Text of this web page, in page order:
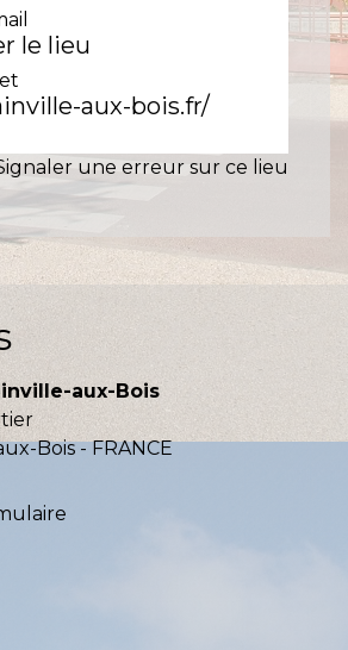
le lieu
aux-bois.fr/
une erreur sur ce lieu
aux-Bois
Bois - FRANCE